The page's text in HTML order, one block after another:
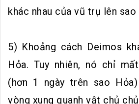
khác nhau của vũ trụ lên sao
5) Khoảng cách Deimos
Hỏa. Tuy nhiên, nó chỉ
(hơn 1 ngày trên sao
vòng xung quanh vật chủ